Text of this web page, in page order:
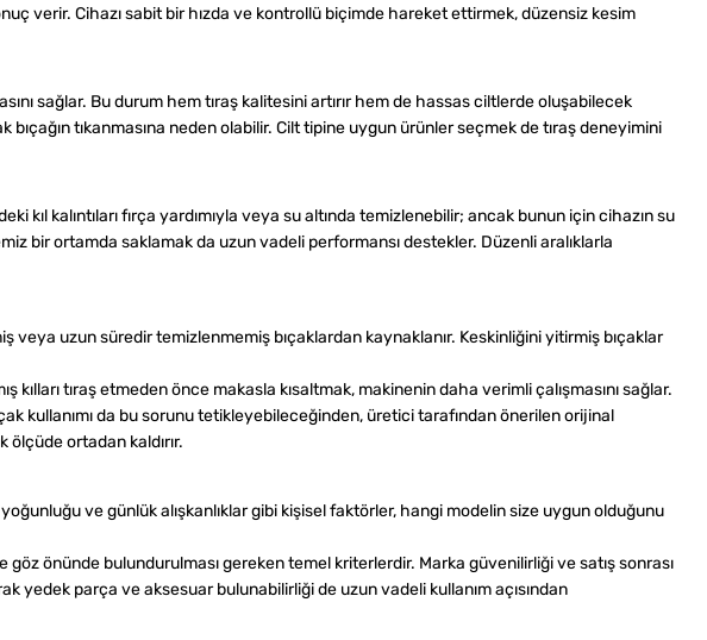
verir. Cihazı sabit bir hızda ve kontrollü biçimde hareket ettirmek, düzensiz kesim
sağlar. Bu durum hem tıraş kalitesini artırır hem de hassas ciltlerde oluşabilecek
tıkanmasına neden olabilir. Cilt tipine uygun ürünler seçmek de tıraş deneyimini
kıl kalıntıları fırça yardımıyla veya su altında temizlenebilir; ancak bunun için cihazın su
bir ortamda saklamak da uzun vadeli performansı destekler. Düzenli aralıklarla
veya uzun süredir temizlenmemiş bıçaklardan kaynaklanır. Keskinliğini yitirmiş bıçaklar
tıraş etmeden önce makasla kısaltmak, makinenin daha verimli çalışmasını sağlar.
kullanımı da bu sorunu tetikleyebileceğinden, üretici tarafından önerilen orijinal
ölçüde ortadan kaldırır.
ve günlük alışkanlıklar gibi kişisel faktörler, hangi modelin size uygun olduğunu
önünde bulundurulması gereken temel kriterlerdir. Marka güvenilirliği ve satış sonrası
yedek parça ve aksesuar bulunabilirliği de uzun vadeli kullanım açısından